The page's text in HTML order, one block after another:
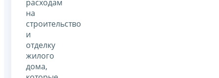
расходам
на
строительство
и
отделку
жилого
дома,